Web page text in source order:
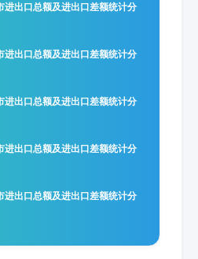
出口总额及进出口差额统计分
出口总额及进出口差额统计分
出口总额及进出口差额统计分
出口总额及进出口差额统计分
出口总额及进出口差额统计分